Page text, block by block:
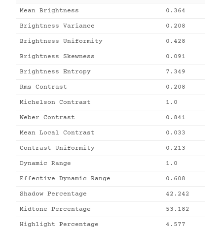
Mean Brightness 0.364
Brightness Variance 0.208
Brightness Uniformity 0.428
Brightness Skewness 0.091
Brightness Entropy 7.349
Rms Contrast 0.208
Michelson Contrast 1.0
Weber Contrast 0.841
Mean Local Contrast 0.033
Contrast Uniformity 0.213
Dynamic Range 1.0
Effective Dynamic Range 0.608
Shadow Percentage 42.242
Midtone Percentage 53.182
Highlight Percentage 4.577